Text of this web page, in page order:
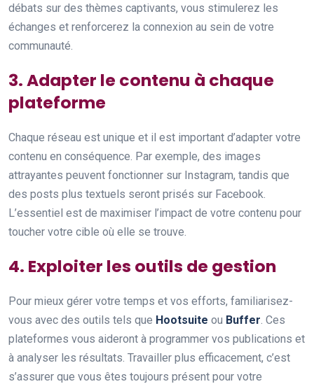
débats sur des thèmes captivants, vous stimulerez les
échanges et renforcerez la connexion au sein de votre
communauté.
3. Adapter le contenu à chaque
plateforme
Chaque réseau est unique et il est important d’adapter votre
contenu en conséquence. Par exemple, des images
attrayantes peuvent fonctionner sur Instagram, tandis que
des posts plus textuels seront prisés sur Facebook.
L’essentiel est de maximiser l’impact de votre contenu pour
toucher votre cible où elle se trouve.
4. Exploiter les outils de gestion
Pour mieux gérer votre temps et vos efforts, familiarisez-
vous avec des outils tels que Hootsuite ou Buffer. Ces
plateformes vous aideront à programmer vos publications et
à analyser les résultats. Travailler plus efficacement, c’est
s’assurer que vous êtes toujours présent pour votre